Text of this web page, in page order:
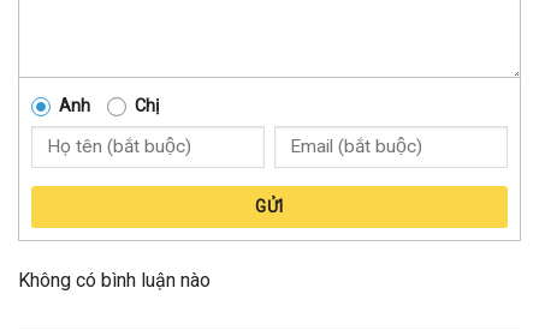
Anh Chị
GỬI
Không có bình luận nào